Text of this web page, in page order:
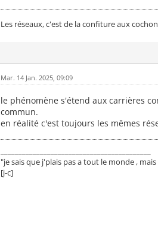
Les réseaux, c'est de la confiture aux
Mar. 14 Jan. 2025, 09:09
le phénomène s'étend aux carrières
commun.
en réalité c'est toujours les mêmes
"je sais que j'plais pas a tout le monde ,
[j-c]